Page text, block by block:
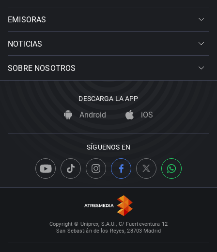
EMISORAS
NOTICIAS
SOBRE NOSOTROS
DESCARGA LA APP
Android iOS
SÍGUENOS EN
Copyright © Uniprex, S.A.U., C/ Fuerteventura 12
San Sebastián de los Reyes, 28703 Madrid